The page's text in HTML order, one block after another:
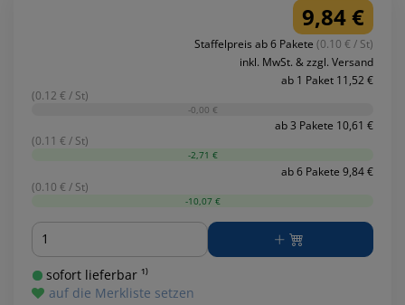
9,84 €
Staffelpreis ab 6 Pakete (0.10 € / St)
inkl. MwSt. & zzgl. Versand
ab 1 Paket 11,52 €
(0.12 € / St)
-0,00 €
ab 3 Pakete 10,61 €
(0.11 € / St)
-2,71 €
ab 6 Pakete 9,84 €
(0.10 € / St)
-10,07 €
Menge
sofort lieferbar ¹⁾
auf die Merkliste setzen